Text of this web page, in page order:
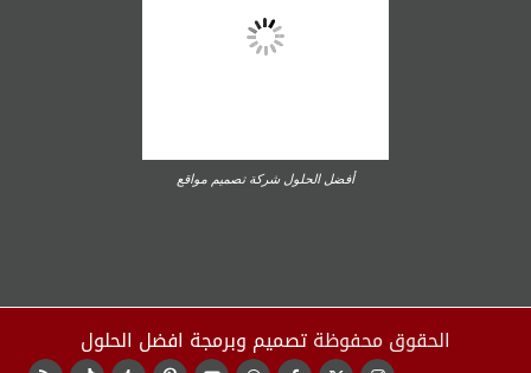
أفضل الحلول شركة تصميم مواقع
الحقوق محفوظةتصميم وبرمجة افضل الحلول